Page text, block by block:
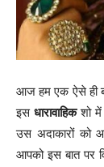
आज हम एक ऐसे ही
इसधारावाहिकशो में
उस अदाकारों
आपको इस बात पर